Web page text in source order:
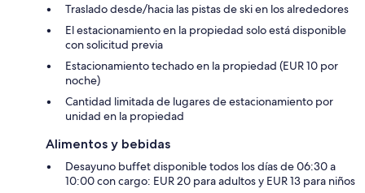
Traslado desde/hacia las pistas de ski en los alrededores
El estacionamiento en la propiedad solo está disponible
con solicitud previa
Estacionamiento techado en la propiedad (EUR 10 por
noche)
Cantidad limitada de lugares de estacionamiento por
unidad en la propiedad
Alimentos y bebidas
Desayuno buffet disponible todos los días de 06:30 a
10:00 con cargo: EUR 20 para adultos y EUR 13 para niños